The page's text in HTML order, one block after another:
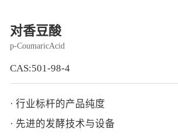
对香豆酸
p-CoumaricAcid
CAS:501-98-4
· 行业标杆的产品纯度
· 先进的发酵技术与设备